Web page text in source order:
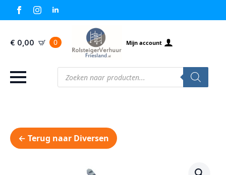
€ 0,00 0 Mijn account
Producten
zoeken
← Terug naar Diversen